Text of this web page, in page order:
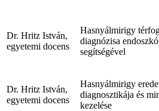
Dr. Hritz István,
egyetemi docens
Hasnyálmirigy
diagnózisa
segítségével
Dr. Hritz István,
egyetemi docens
Hasnyálmirigy
diagnosztikája és
kezelése